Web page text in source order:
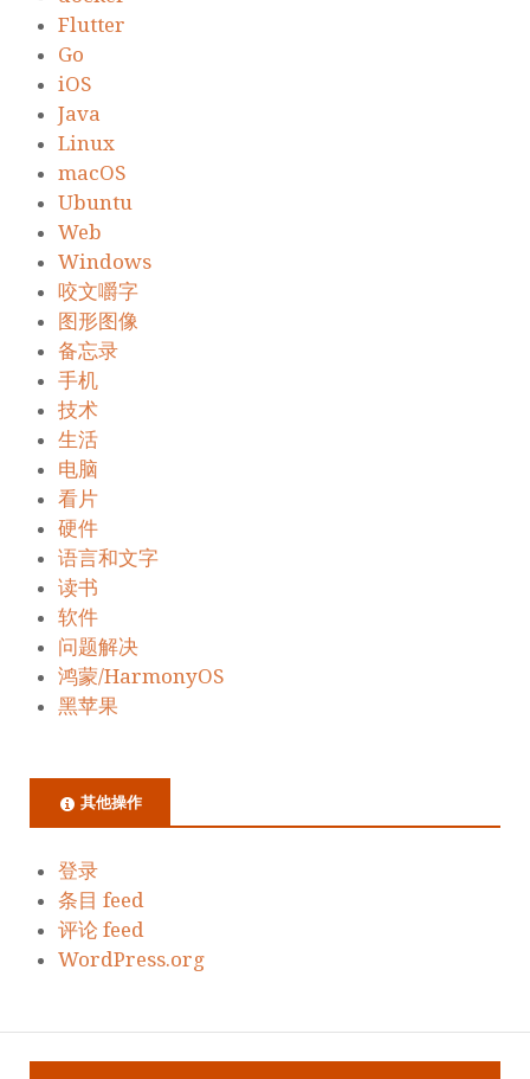
Flutter
Go
iOS
Java
Linux
macOS
Ubuntu
Web
Windows
咬文嚼字
图形图像
备忘录
手机
技术
生活
电脑
看片
硬件
语言和文字
读书
软件
问题解决
鸿蒙/HarmonyOS
黑苹果
其他操作
登录
条目 feed
评论 feed
WordPress.org